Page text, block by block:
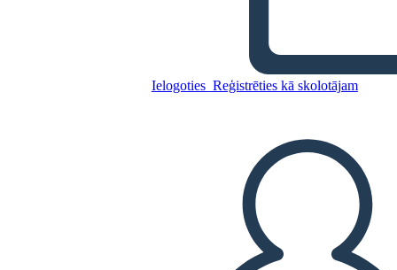
Ielogoties Reģistrēties kā skolotājam
Pitch Deck Info-2
IZVEIDOT STĀSTU SHĒMU
ATSKAŅOT SLAIDRĀDI
IZLASI MAN